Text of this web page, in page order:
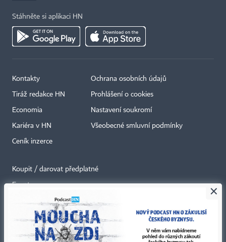
Stáhněte si aplikaci HN
Kontakty
Tiráž redakce HN
Economia
Kariéra v HN
Ceník inzerce
Ochrana osobních údajů
Prohlášení o cookies
Nastavení soukromí
Všeobecné smluvní podmínky
Koupit / darovat předplatné
Eventy
Newslettery
RSS kanály
×